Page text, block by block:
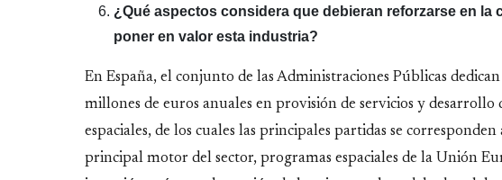
¿Qué aspectos considera que debieran reforzarse en
poner en valor esta industria?
En España, el conjunto de las Administraciones Públicas
millones de euros anuales en provisión de servicios y
espaciales, de los cuales las principales partidas se
principal motor del sector, programas espaciales de la Unión